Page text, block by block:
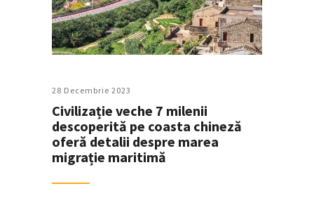
28 Decembrie 2023
Civilizație veche 7 milenii
descoperită pe coasta chineză
oferă detalii despre marea
migrație maritimă